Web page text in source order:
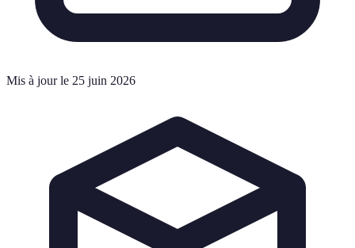
Mis à jour le 25 juin 2026